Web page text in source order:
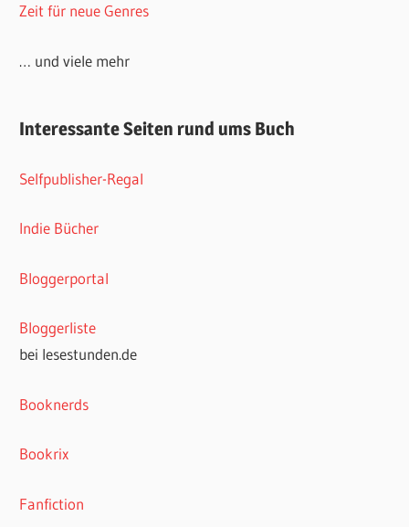
Zeit für neue Genres
… und viele mehr
Interessante Seiten rund ums Buch
Selfpublisher-Regal
Indie Bücher
Bloggerportal
Bloggerliste
bei lesestunden.de
Booknerds
Bookrix
Fanfiction